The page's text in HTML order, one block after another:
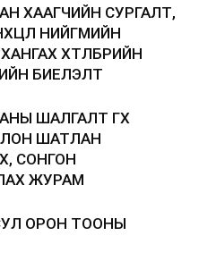
ХААГЧИЙН СУРГАЛТ,
НИЙГМИЙН
ХӨТӨЛБӨРИЙН
БИЕЛЭЛТ
ШАЛГАЛТ ӨГӨХ
ШАТЛАН
СОНГОН
ЖУРАМ
ОРОН ТООНЫ